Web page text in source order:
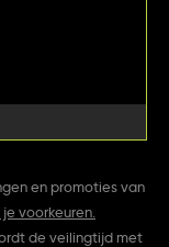
en promoties van
voorkeuren.
de veilingtijd met